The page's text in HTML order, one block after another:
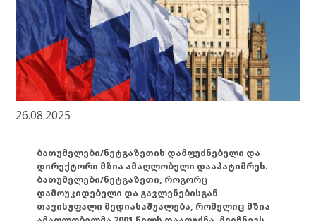
26.08.2025
ბათუმელები/ნეტგაზეთის დამფუძნებელი და
დირექტორი მზია ამაღლობელი დააპატიმრეს.
ბათუმელები/ნეტგაზეთი, როგორც
დამოუკიდებელი და გავლენებისგან
თავისუფალი მედიასაშუალება, რომელიც მზია